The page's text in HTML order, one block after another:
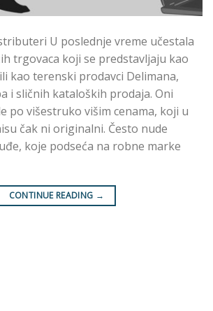
U poslednje vreme učestala
trgovaca koji se predstavljaju kao
kao terenski prodavci Delimana,
i sličnih kataloških prodaja. Oni
po višestruko višim cenama, koji u
čak ni originalni. Često nude
koje podseća na robne marke
CONTINUE READING →